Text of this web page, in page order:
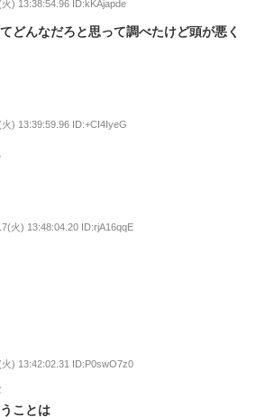
) 13:38:54.96 ID:kKAjapde
どんなだろと思って調べたけど頭が悪く
) 13:39:59.96 ID:+CI4IyeG
火) 13:48:04.20 ID:rjA16qqE
) 13:42:02.31 ID:P0swO7z0
ことは